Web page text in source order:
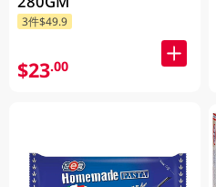
3件$49.9
$23.00